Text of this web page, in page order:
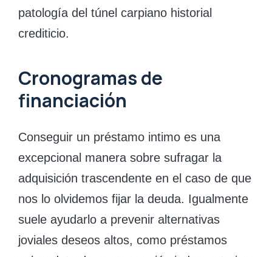
patologí­a del túnel carpiano historial
crediticio.
Cronogramas de
financiación
Conseguir un préstamo intimo es una
excepcional manera sobre sufragar la
adquisición trascendente en el caso de que
nos lo olvidemos fijar la deuda. Igualmente
suele ayudarlo a prevenir alternativas
joviales deseos altos, como préstamos